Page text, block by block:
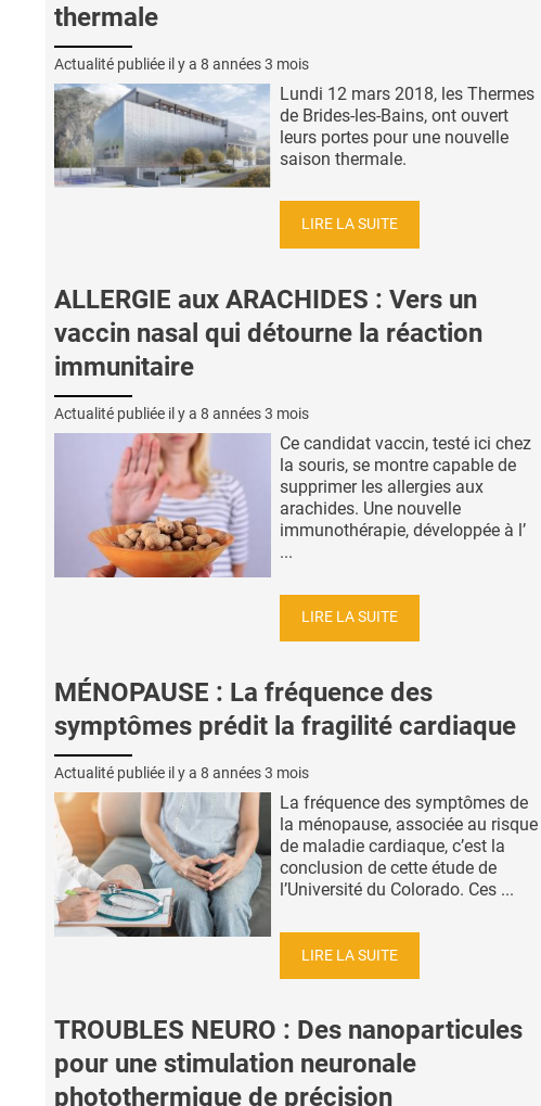
thermale
Actualité publiée il y a 8 années 3 mois
Lundi 12 mars 2018, les Thermes
de Brides-les-Bains, ont ouvert
leurs portes pour une nouvelle
saison thermale.
LIRE LA SUITE
ALLERGIE aux ARACHIDES : Vers un
vaccin nasal qui détourne la réaction
immunitaire
Actualité publiée il y a 8 années 3 mois
Ce candidat vaccin, testé ici chez
la souris, se montre capable de
supprimer les allergies aux
arachides. Une nouvelle
immunothérapie, développée à l’
...
LIRE LA SUITE
MÉNOPAUSE : La fréquence des
symptômes prédit la fragilité cardiaque
Actualité publiée il y a 8 années 3 mois
La fréquence des symptômes de
la ménopause, associée au risque
de maladie cardiaque, c’est la
conclusion de cette étude de
l’Université du Colorado. Ces ...
LIRE LA SUITE
TROUBLES NEURO : Des nanoparticules
pour une stimulation neuronale
photothermique de précision